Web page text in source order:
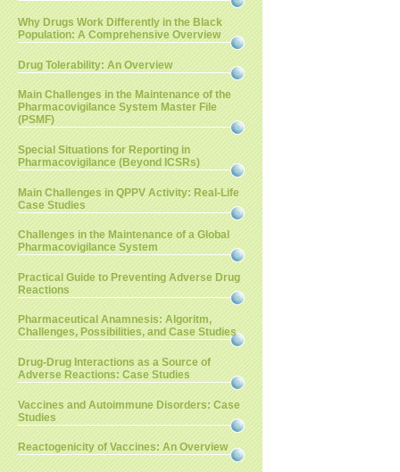
Why Drugs Work Differently in the Black
Population: A Comprehensive Overview
Drug Tolerability: An Overview
Main Challenges in the Maintenance of the
Pharmacovigilance System Master File
(PSMF)
Special Situations for Reporting in
Pharmacovigilance (Beyond ICSRs)
Main Challenges in QPPV Activity: Real-Life
Case Studies
Challenges in the Maintenance of a Global
Pharmacovigilance System
Practical Guide to Preventing Adverse Drug
Reactions
Pharmaceutical Anamnesis: Algoritm,
Challenges, Possibilities, and Case Studies
Drug-Drug Interactions as a Source of
Adverse Reactions: Case Studies
Vaccines and Autoimmune Disorders: Case
Studies
Reactogenicity of Vaccines: An Overview